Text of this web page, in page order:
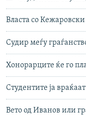
Власта со Кежаровски
Судир меѓу
Хонорарците ќе гo
Студентите ја
Вето од Иванов или